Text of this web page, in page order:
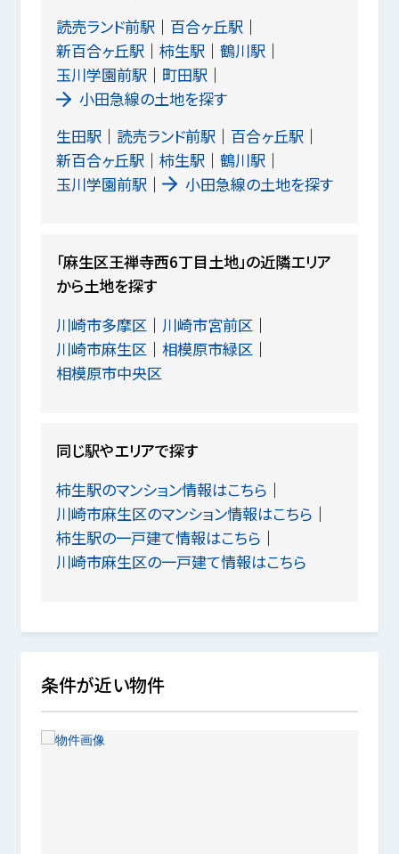
読売ランド前駅
百合ヶ丘駅
新百合ヶ丘駅
柿生駅
鶴川駅
玉川学園前駅
町田駅
小田急線の土地を探す
生田駅
読売ランド前駅
百合ヶ丘駅
新百合ヶ丘駅
柿生駅
鶴川駅
玉川学園前駅
小田急線の土地を探す
「麻生区王禅寺西6丁目土地」の近隣エリア
から土地を探す
川崎市多摩区
川崎市宮前区
川崎市麻生区
相模原市緑区
相模原市中央区
同じ駅やエリアで探す
柿生駅のマンション情報はこちら
川崎市麻生区のマンション情報はこちら
柿生駅の一戸建て情報はこちら
川崎市麻生区の一戸建て情報はこちら
条件が近い物件